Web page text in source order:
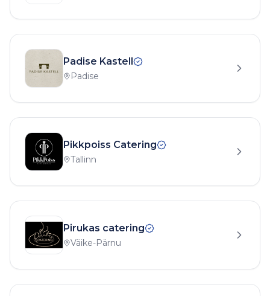
Padise Kastell
Padise
Pikkpoiss Catering
Tallinn
Pirukas catering
Väike-Pärnu